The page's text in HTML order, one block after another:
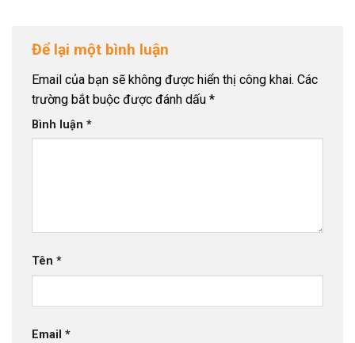
Để lại một bình luận
Email của bạn sẽ không được hiển thị công khai. Các
trường bắt buộc được đánh dấu *
Bình luận *
Tên *
Email *